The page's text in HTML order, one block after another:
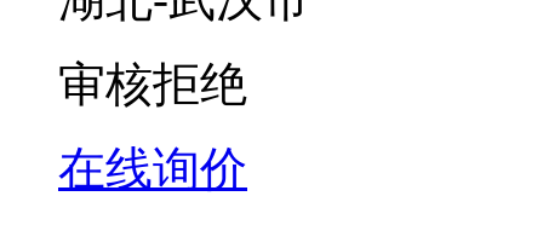
审核拒绝
在线询价